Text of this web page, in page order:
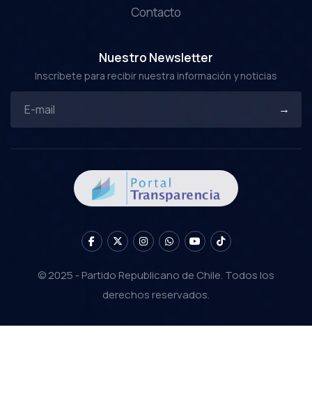
Contacto
Nuestro Newsletter
Inscríbete para recibir nuestra información y noticias
© 2025 - Partido Republicano de Chile. Todos los
derechos reservados.